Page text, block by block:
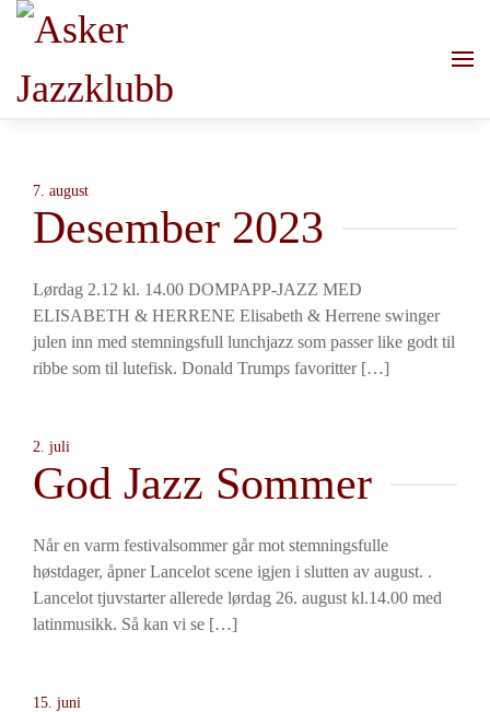
7. august
Desember 2023
Lørdag 2.12 kl. 14.00 DOMPAPP-JAZZ MED
ELISABETH & HERRENE Elisabeth & Herrene swinger
julen inn med stemningsfull lunchjazz som passer like godt til
ribbe som til lutefisk. Donald Trumps favoritter […]
2. juli
God Jazz Sommer
Når en varm festivalsommer går mot stemningsfulle
høstdager, åpner Lancelot scene igjen i slutten av august. .
Lancelot tjuvstarter allerede lørdag 26. august kl.14.00 med
latinmusikk. Så kan vi se […]
15. juni